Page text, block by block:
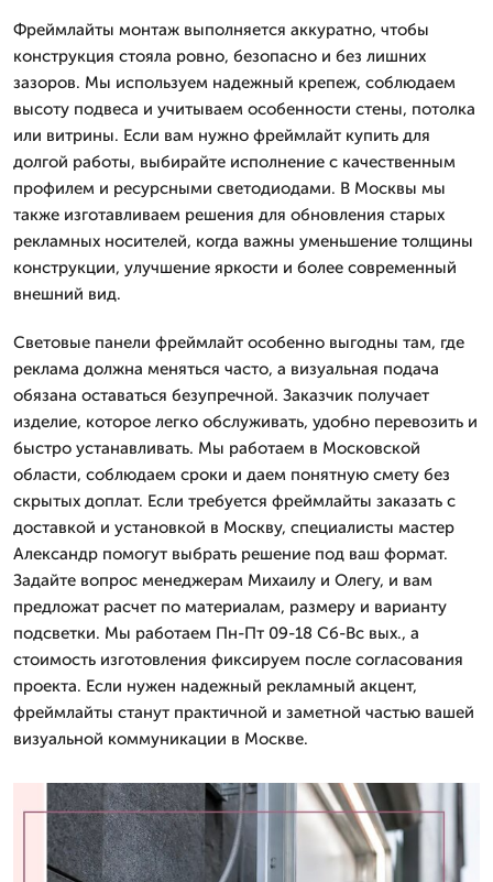
Фреймлайты монтаж выполняется аккуратно, чтобы
конструкция стояла ровно, безопасно и без лишних
зазоров. Мы используем надежный крепеж, соблюдаем
высоту подвеса и учитываем особенности стены, потолка
или витрины. Если вам нужно фреймлайт купить для
долгой работы, выбирайте исполнение с качественным
профилем и ресурсными светодиодами. В Москвы мы
также изготавливаем решения для обновления старых
рекламных носителей, когда важны уменьшение толщины
конструкции, улучшение яркости и более современный
внешний вид.
Световые панели фреймлайт особенно выгодны там, где
реклама должна меняться часто, а визуальная подача
обязана оставаться безупречной. Заказчик получает
изделие, которое легко обслуживать, удобно перевозить и
быстро устанавливать. Мы работаем в Московской
области, соблюдаем сроки и даем понятную смету без
скрытых доплат. Если требуется фреймлайты заказать с
доставкой и установкой в Москву, специалисты мастер
Александр помогут выбрать решение под ваш формат.
Задайте вопрос менеджерам Михаилу и Олегу, и вам
предложат расчет по материалам, размеру и варианту
подсветки. Мы работаем Пн-Пт 09-18 Сб-Вс вых., а
стоимость изготовления фиксируем после согласования
проекта. Если нужен надежный рекламный акцент,
фреймлайты станут практичной и заметной частью вашей
визуальной коммуникации в Москве.